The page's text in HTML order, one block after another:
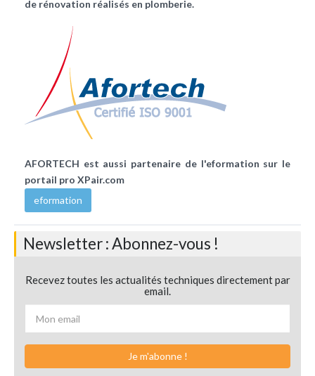
de rénovation réalisés en plomberie.
AFORTECH est aussi partenaire de l'eformation sur le
portail pro XPair.com
eformation
Newsletter : Abonnez-vous !
Recevez toutes les actualités techniques directement par
email.
Je m'abonne !